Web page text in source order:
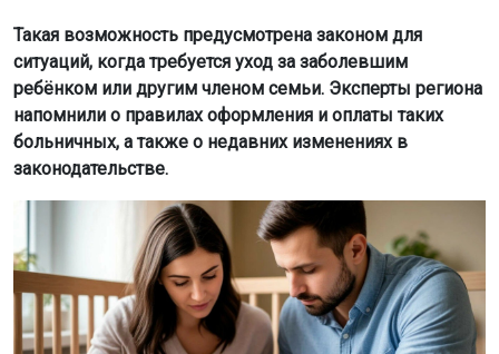
Такая возможность предусмотрена законом для
ситуаций, когда требуется уход за заболевшим
ребёнком или другим членом семьи. Эксперты региона
напомнили о правилах оформления и оплаты таких
больничных, а также о недавних изменениях в
законодательстве.